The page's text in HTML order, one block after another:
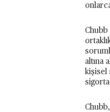
altına
kişisel